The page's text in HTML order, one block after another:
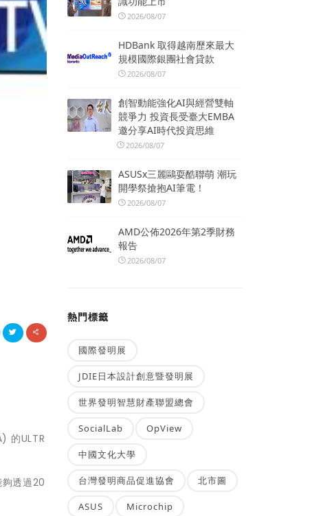
的ULTR
透過20
2026/08/07
HDBank 取得越南歷來最大
規模國際銀團社會貸款
2026/08/07
創智動能強化AI與經營雙軸
競爭力 投資長受臺大EMBA
邀分享AI時代投資思維
2026/08/07
ASUSx三麗鷗耍酷聯萌 潮玩
開學祭搶抱AI筆電！
2026/08/07
AMD公佈2026年第2季財務
報告
2026/08/07
熱門標籤
國際發明展
JDIE日本設計創意暨發明展
世界發明智慧財產聯盟總會
SocialLab OpView
中國文化大學
台灣發明商品促進協會 北市圖
ASUS Microchip